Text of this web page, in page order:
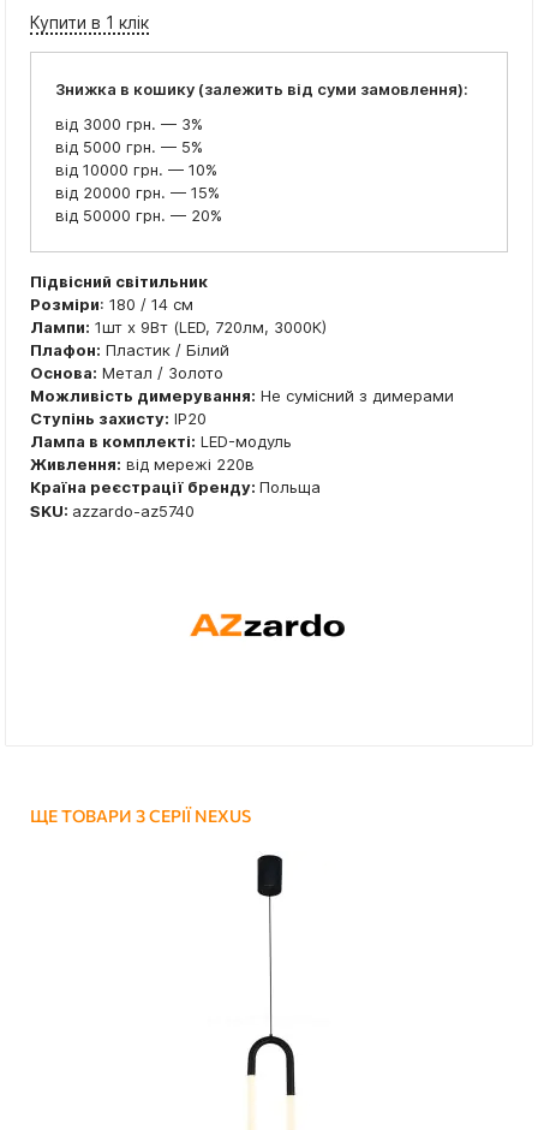
Купити в 1 клік
Знижка в кошику (залежить від суми замовлення):
від 3000 грн. — 3%
від 5000 грн. — 5%
від 10000 грн. — 10%
від 20000 грн. — 15%
від 50000 грн. — 20%
Підвісний світильник
Розміри: 180 / 14 см
Лампи: 1шт x 9Вт (LED, 720лм, 3000К)
Плафон: Пластик / Білий
Основа: Метал / Золото
Можливість димерування: Не сумісний з димерами
Ступінь захисту: IP20
Лампа в комплекті: LED-модуль
Живлення: від мережі 220в
Країна реєстрації бренду: Польща
SKU: azzardo-az5740
ЩЕ ТОВАРИ З СЕРІЇ NEXUS